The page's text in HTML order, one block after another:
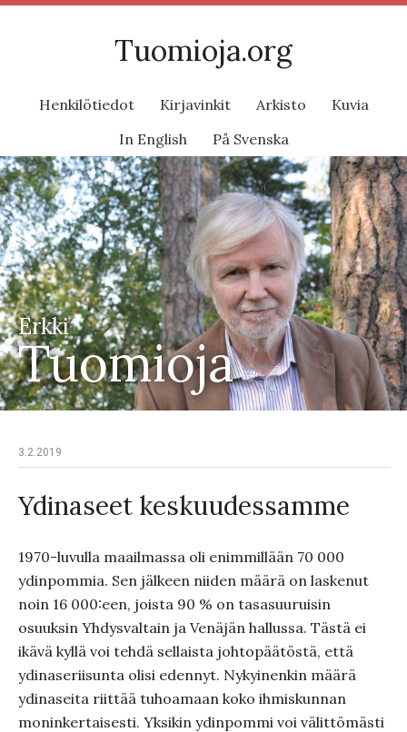
Tuomioja.org
Henkilötiedot Kirjavinkit Arkisto
Kuvia
In English
På Svenska
Erkki
Tuomioja
3.2.2019
Ydinaseet keskuudessamme
1970-luvulla maailmassa oli enimmillään 70 000
ydinpommia. Sen jälkeen niiden määrä on laskenut
noin 16 000:een, joista 90 % on tasasuuruisin
osuuksin Yhdysvaltain ja Venäjän hallussa. Tästä ei
ikävä kyllä voi tehdä sellaista johtopäätöstä, että
ydinaseriisunta olisi edennyt. Nykyinenkin määrä
ydinaseita riittää tuhoamaan koko ihmiskunnan
moninkertaisesti. Yksikin ydinpommi voi välittömästi